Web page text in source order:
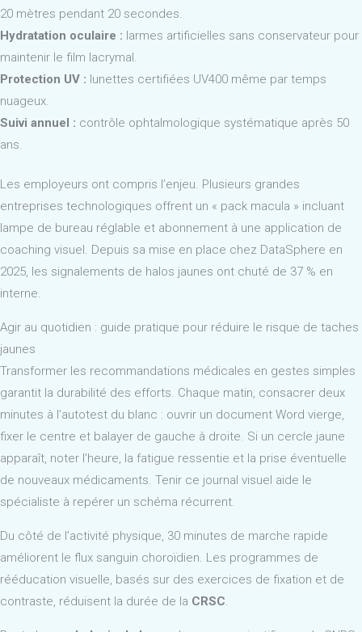
20 mètres pendant 20 secondes.
Hydratation oculaire : larmes artificielles sans conservateur pour
maintenir le film lacrymal.
Protection UV : lunettes certifiées UV400 même par temps
nuageux.
Suivi annuel : contrôle ophtalmologique systématique après 50
ans.
Les employeurs ont compris l’enjeu. Plusieurs grandes
entreprises technologiques offrent un « pack macula » incluant
lampe de bureau réglable et abonnement à une application de
coaching visuel. Depuis sa mise en place chez DataSphere en
2025, les signalements de halos jaunes ont chuté de 37 % en
interne.
Agir au quotidien : guide pratique pour réduire le risque de taches
jaunes
Transformer les recommandations médicales en gestes simples
garantit la durabilité des efforts. Chaque matin, consacrer deux
minutes à l’autotest du blanc : ouvrir un document Word vierge,
fixer le centre et balayer de gauche à droite. Si un cercle jaune
apparaît, noter l’heure, la fatigue ressentie et la prise éventuelle
de nouveaux médicaments. Tenir ce journal visuel aide le
spécialiste à repérer un schéma récurrent.
Du côté de l’activité physique, 30 minutes de marche rapide
améliorent le flux sanguin choroïdien. Les programmes de
rééducation visuelle, basés sur des exercices de fixation et de
contraste, réduisent la durée de la CRSC.